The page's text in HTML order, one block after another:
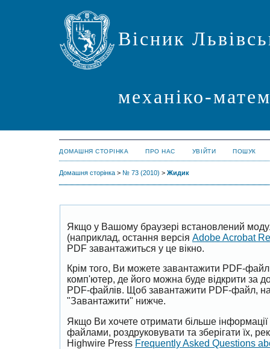
Вісник
механіко-
ДОМАШНЯ СТОРІНКА ПРО НАС УВІЙТИ ПОШУК
Домашня сторінка > № 73 (2010) > Жидик
Якщо у Вашому браузері встановлений
(наприклад, остання версія Adobe Acrobat
PDF завантажиться у це вікно.
Крім того, Ви можете завантажити PDF-
комп'ютер, де його можна буде відкрити за
PDF-файлів. Щоб завантажити PDF-файл,
"Завантажити" нижче.
Якщо Ви хочете отримати більше
файлами, роздруковувати та зберігати їх,
Highwire Press Frequently Asked Questions